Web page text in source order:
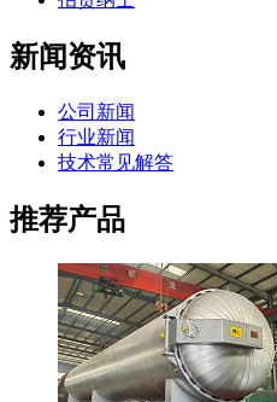
新闻资讯
公司新闻
行业新闻
技术常见解答
推荐产品